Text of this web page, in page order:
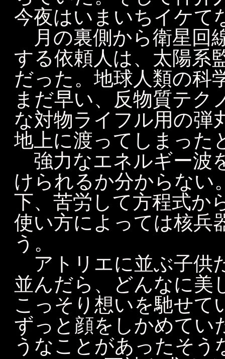
今夜はいまいちイケて
月の裏側から衛星回
する依頼人は、太陽系
だった。地球人類の科
まだ早い、反物質テク
な対物ライフル用の弾
地上に渡ってしまった
強力なエネルギー波
けられるか分からない
下、苦労して方程式か
使い方によっては核兵
う。
アトリエに並ぶ子供
並んだら、どんなに
こっそり想いを馳せて
ずっと顔をしかめてい
うなことがあったそう